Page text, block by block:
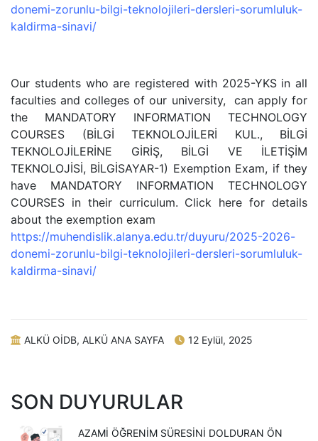
donemi-zorunlu-bilgi-teknolojileri-dersleri-sorumluluk-
kaldirma-sinavi/
Our students who are registered with 2025-YKS in all
faculties and colleges of our university, can apply for
the MANDATORY INFORMATION TECHNOLOGY
COURSES (BİLGİ TEKNOLOJİLERİ KUL., BİLGİ
TEKNOLOJİLERİNE GİRİŞ, BİLGİ VE İLETİŞİM
TEKNOLOJİSİ, BİLGİSAYAR-1) Exemption Exam, if they
have MANDATORY INFORMATION TECHNOLOGY
COURSES in their curriculum. Click here for details
about the exemption exam
https://muhendislik.alanya.edu.tr/duyuru/2025-2026-
donemi-zorunlu-bilgi-teknolojileri-dersleri-sorumluluk-
kaldirma-sinavi/
ALKÜ OİDB, ALKÜ ANA SAYFA 12 Eylül, 2025
SON DUYURULAR
AZAMİ ÖĞRENİM SÜRESİNİ DOLDURAN ÖN